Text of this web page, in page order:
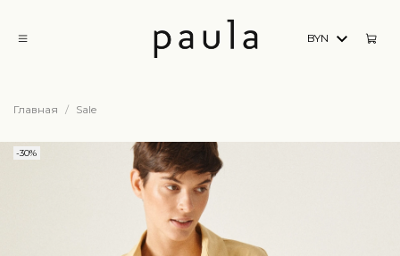
BYN
Главная Sale
-30%